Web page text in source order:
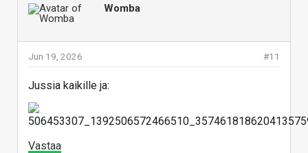
Womba
#11
Jun 19, 2026
Jussia kaikille ja:
Vastaa